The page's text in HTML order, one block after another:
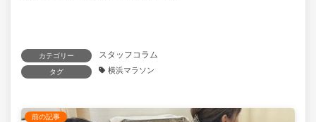
カテゴリー スタッフコラム
タグ 横浜マラソン
前の記事